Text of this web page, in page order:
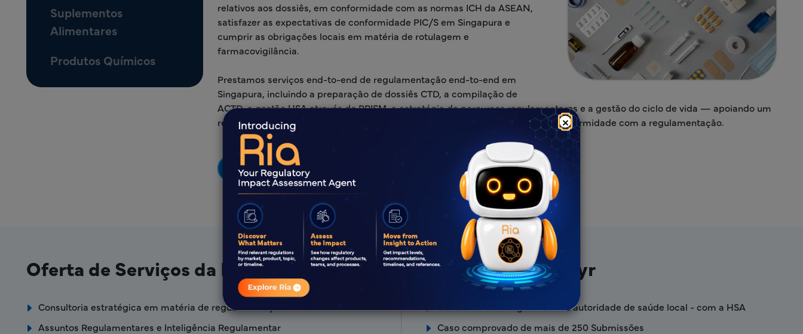
×
Suplementos
Alimentares
Produtos Químicos
relativos aos dossiês, em conformidade com as normas ICH da ASEAN,
satisfazer as expectativas de conformidade PIC/S em Singapura e
cumprir as obrigações locais em matéria de rotulagem e
farmacovigilância.
Prestamos serviços end-to-end de regulamentação end-to-end em
Singapura, incluindo a preparação de dossiês CTD, a compilação de
ACTD, a gestão HSA através do PRISM, a estratégia de percursos regulamentares e a gestão do ciclo de vida — apoiando um
registo de produtos HSA sem complicações e uma entrada no mercado em conformidade com a regulamentação.
Saiba Mais
Oferta de Serviços da Freyr
Consultoria estratégica em matéria de regulamentação
Assuntos Regulamentares e Inteligência Regulamentar
Vantagens da Freyr
Contactos estratégicos com a autoridade de saúde local - com a HSA
Caso comprovado de mais de 250 Submissões